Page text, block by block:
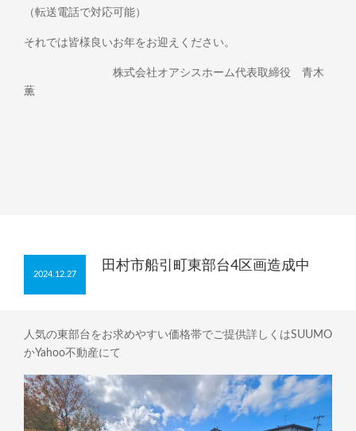
（転送電話で対応可能）
それでは皆様良いお年をお迎えください。
株式会社オアシスホーム代表取締役 青木
薫
2024.12.27
田村市船引町東部台4区画造成中
人気の東部台をお求めやすい価格帯でご提供詳しくはSUUMO
かYahoo不動産にて